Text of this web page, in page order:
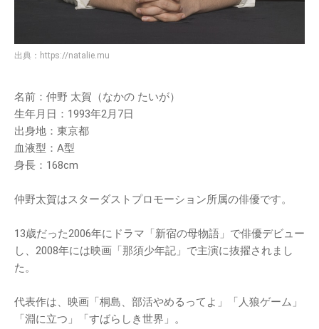
出典： https://natalie.mu
名前：仲野 太賀（なかの たいが）
生年月日：1993年2月7日
出身地：東京都
血液型：A型
身長：168cm
仲野太賀はスターダストプロモーション所属の俳優です。
13歳だった2006年にドラマ「新宿の母物語」で俳優デビュー
し、2008年には映画「那須少年記」で主演に抜擢されまし
た。
代表作は、映画「桐島、部活やめるってよ」「人狼ゲーム」
「淵に立つ」「すばらしき世界」。